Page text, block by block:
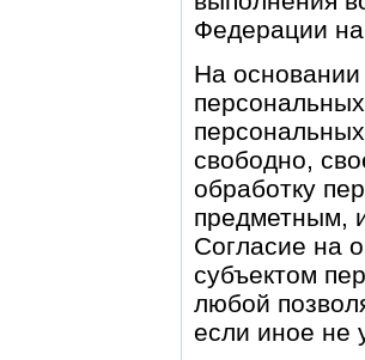
Федерации
На
свободно,
обработку
предметным,
Согласие на
субъектом
любой
если иное не